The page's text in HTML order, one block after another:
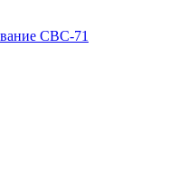
СВС-71